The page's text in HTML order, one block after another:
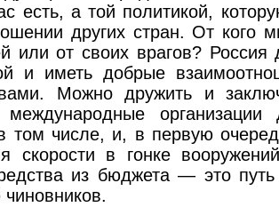
есть, а той политикой,
других стран. От кого
или от своих врагов? Россия
и иметь добрые
Можно дружить и
международные
том числе, и, в первую
скорости в гонке
из бюджета — это